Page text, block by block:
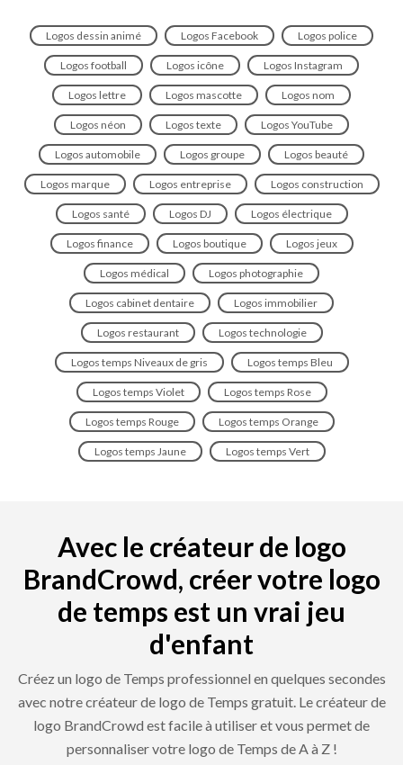
Logos dessin animé Logos Facebook Logos police
Logos football Logos icône Logos Instagram
Logos lettre Logos mascotte Logos nom
Logos néon Logos texte Logos YouTube
Logos automobile Logos groupe Logos beauté
Logos marque Logos entreprise Logos construction
Logos santé Logos DJ Logos électrique
Logos finance Logos boutique Logos jeux
Logos médical Logos photographie
Logos cabinet dentaire Logos immobilier
Logos restaurant Logos technologie
Logos temps Niveaux de gris Logos temps Bleu
Logos temps Violet Logos temps Rose
Logos temps Rouge Logos temps Orange
Logos temps Jaune Logos temps Vert
Avec le créateur de logo
BrandCrowd, créer votre logo
de temps est un vrai jeu
d'enfant
Créez un logo de Temps professionnel en quelques secondes
avec notre créateur de logo de Temps gratuit. Le créateur de
logo BrandCrowd est facile à utiliser et vous permet de
personnaliser votre logo de Temps de A à Z !